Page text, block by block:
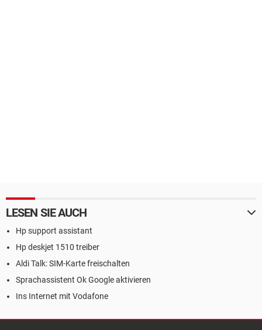
LESEN SIE AUCH
Hp support assistant
Hp deskjet 1510 treiber
Aldi Talk: SIM-Karte freischalten
Sprachassistent Ok Google aktivieren
Ins Internet mit Vodafone